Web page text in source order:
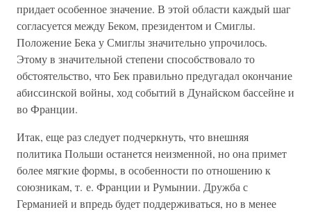
придает особенное значение. В этой области каждый шаг
согласуется между Беком, президентом и Смиглы.
Положение Бека у Смиглы значительно упрочилось.
Этому в значительной степени способствовало то
обстоятельство, что Бек правильно предугадал окончание
абиссинской войны, ход событий в Дунайском бассейне и
во Франции.
Итак, еще раз следует подчеркнуть, что внешняя
политика Польши останется неизменной, но она примет
более мягкие формы, в особенности по отношению к
союзникам, т. е. Франции и Румынии. Дружба с
Германией и впредь будет поддерживаться, но в менее